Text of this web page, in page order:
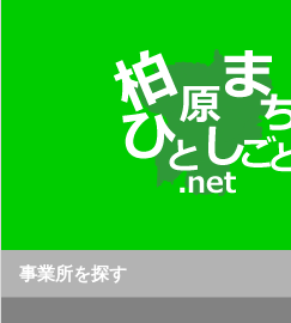
事業所を探す